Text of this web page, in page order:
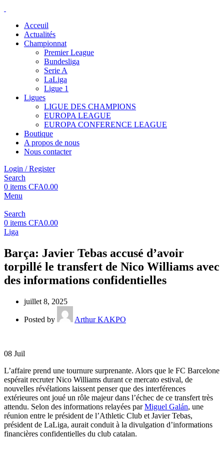
Acceuil
Actualités
Championnat
Premier League
Bundesliga
Serie A
LaLiga
Ligue 1
Ligues
LIGUE DES CHAMPIONS
EUROPA LEAGUE
EUROPA CONFERENCE LEAGUE
Boutique
A propos de nous
Nous contacter
Login / Register
Search
0 items CFA0.00
Menu
Search
0 items CFA0.00
Liga
Barça: Javier Tebas accusé d’avoir
torpillé le transfert de Nico Williams avec
des informations confidentielles
juillet 8, 2025
Posted by Arthur KAKPO
08 Juil
L’affaire prend une tournure surprenante. Alors que le FC Barcelone
espérait recruter Nico Williams durant ce mercato estival, de
nouvelles révélations laissent penser que des interférences
extérieures ont joué un rôle majeur dans l’échec de ce transfert très
attendu. Selon des informations relayées parMiguel Galán, une
réunion entre le président de l’Athletic Club et Javier Tebas,
président de LaLiga, aurait conduit à la divulgation d’informations
financières confidentielles du club catalan.